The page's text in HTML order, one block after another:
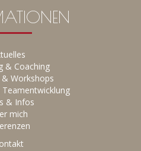
& Coaching
& Workshops
& Infos
mich